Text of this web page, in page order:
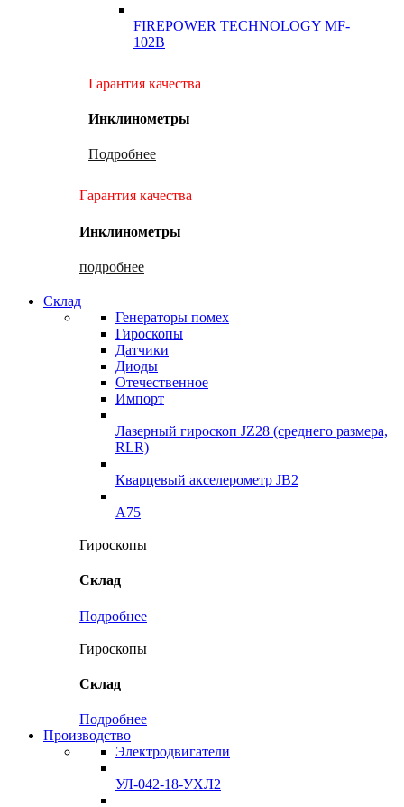
FIREPOWER TECHNOLOGY MF-
102B
Гарантия качества
Инклинометры
Подробнее
Гарантия качества
Инклинометры
подробнее
Склад
Генераторы помех
Гироскопы
Датчики
Диоды
Отечественное
Импорт
Лазерный гироскоп JZ28 (среднего размера,
RLR)
Кварцевый акселерометр JB2
A75
Гироскопы
Склад
Подробнее
Гироскопы
Склад
Подробнее
Производство
Электродвигатели
УЛ-042-18-УХЛ2